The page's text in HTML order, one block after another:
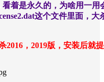
着是永久的，为啥用一
这个文件里面，
杀2016，2019版，安装后